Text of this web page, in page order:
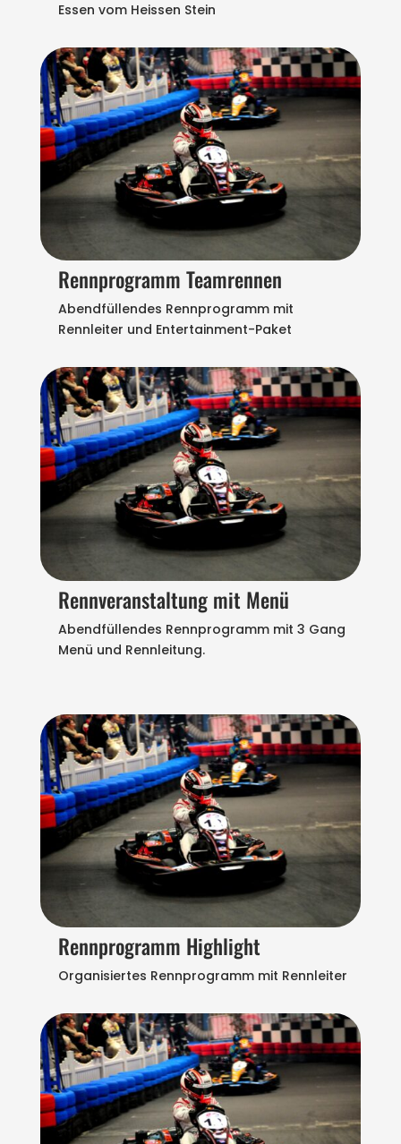
Essen vom Heissen Stein
Rennprogramm Teamrennen
Abendfüllendes Rennprogramm mit
Rennleiter und Entertainment-Paket
Rennveranstaltung mit Menü
Abendfüllendes Rennprogramm mit 3 Gang
Menü und Rennleitung.
Rennprogramm Highlight
Organisiertes Rennprogramm mit Rennleiter